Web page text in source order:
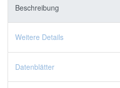
Beschreibung
Weitere Details
Datenblätter